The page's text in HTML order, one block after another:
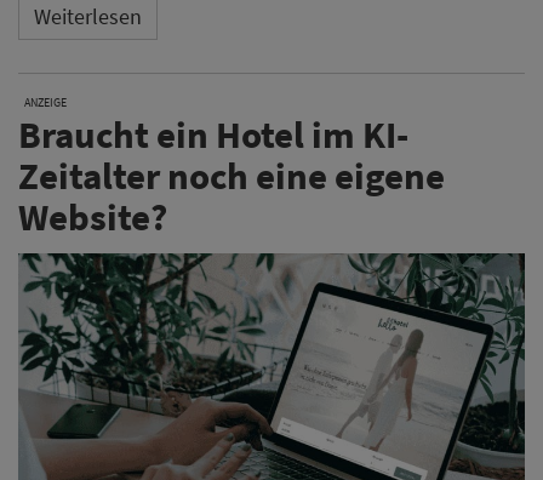
Weiterlesen
ANZEIGE
Braucht ein Hotel im KI-
Zeitalter noch eine eigene
Website?